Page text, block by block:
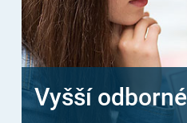
Vyšší